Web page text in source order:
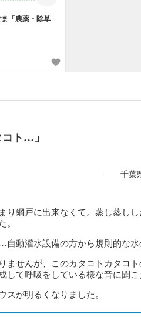
「農薬・除草
コト…」
——千葉県
り網戸に出来なくて。 蒸し蒸しし
。
自動灌水設備の方から規則的な水
ませんが、このカタコトカタコト
して呼吸をしている様な音に聞こ
スが明るくなりました。